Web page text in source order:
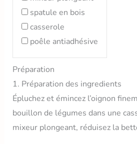
spatule en bois
casserole
poêle antiadhésive
Préparation
1. Préparation des ingredients
Épluchez et émincez l’oignon
bouillon de légumes dans une
mixeur plongeant, réduisez la